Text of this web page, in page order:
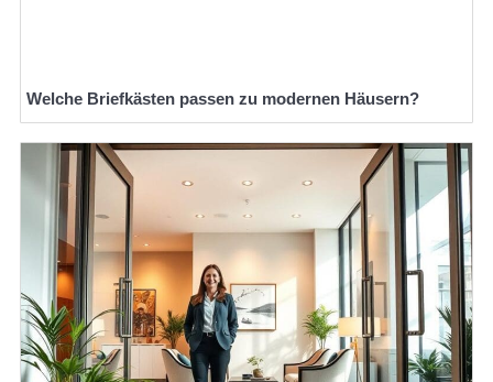
Welche Briefkästen passen zu modernen Häusern?